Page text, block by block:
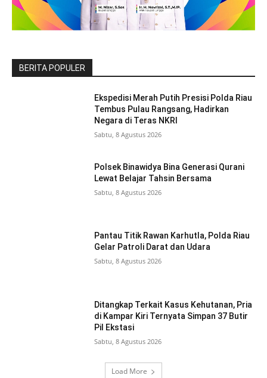
BERITA POPULER
Ekspedisi Merah Putih Presisi Polda Riau
Tembus Pulau Rangsang, Hadirkan
Negara di Teras NKRI
Sabtu, 8 Agustus 2026
Polsek Binawidya Bina Generasi Qurani
Lewat Belajar Tahsin Bersama
Sabtu, 8 Agustus 2026
Pantau Titik Rawan Karhutla, Polda Riau
Gelar Patroli Darat dan Udara
Sabtu, 8 Agustus 2026
Ditangkap Terkait Kasus Kehutanan, Pria
di Kampar Kiri Ternyata Simpan 37 Butir
Pil Ekstasi
Sabtu, 8 Agustus 2026
Load More